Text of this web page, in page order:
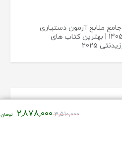
3,510,000قیمت
2,878,000
جامع منابع آزمون دستیاری
پزشکی 1405 | بهترین کتاب های
2025
بین خیابان دانشگاه و فخررازی کوچه